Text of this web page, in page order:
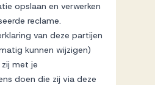
opslaan en verwerken
reclame.
van deze partijen
kunnen wijzigen)
met je
doen die zij via deze